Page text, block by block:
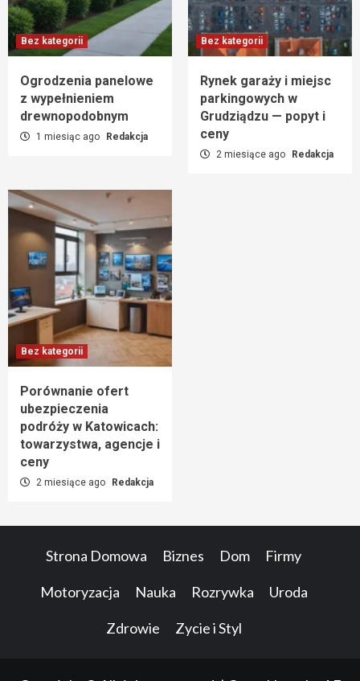
Bez kategorii
Ogrodzenia panelowe
z wypełnieniem
drewnopodobnym
1 miesiąc ago Redakcja
Bez kategorii
Rynek garaży i miejsc
parkingowych w
Grudziądzu — popyt i
ceny
2 miesiące ago Redakcja
Bez kategorii
Porównanie ofert
ubezpieczenia
podróży w Katowicach:
towarzystwa, agencje i
ceny
2 miesiące ago Redakcja
Strona Domowa Biznes Dom Firmy
Motoryzacja Nauka Rozrywka Uroda
Zdrowie Zycie i Styl